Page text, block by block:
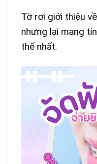
Tờ rơi giới thiệu
nhưng lại mang
thể nhất.